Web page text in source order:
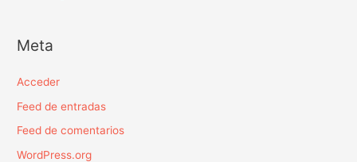
Meta
Acceder
Feed de entradas
Feed de comentarios
WordPress.org